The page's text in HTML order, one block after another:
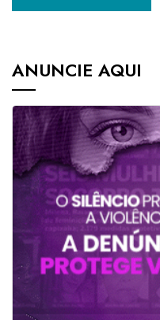
ANUNCIE AQUI